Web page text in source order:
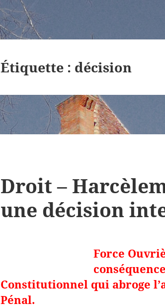
Étiquette : décision
Droit –
une décision
Force
Constitutionnel qui abroge
Pénal.